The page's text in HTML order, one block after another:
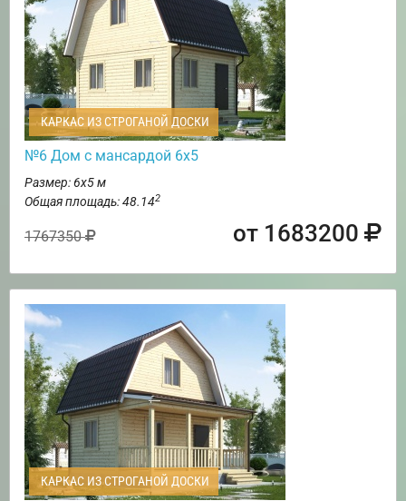
КАРКАС ИЗ СТРОГАНОЙ ДОСКИ
№6 Дом с мансардой 6х5
Размер: 6х5 м
Общая площадь: 48.142
1767350 от 1683200
КАРКАС ИЗ СТРОГАНОЙ ДОСКИ